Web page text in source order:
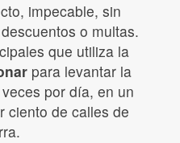
impecable, sin
o multas.
que utiliza la
para levantar la
por día, en un
ciento de calles de